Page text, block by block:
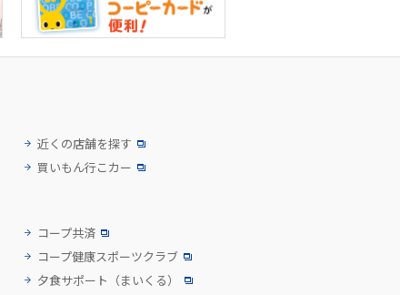
近くの店舗を探す
買いもん行こカー
コープ共済
コープ健康スポーツクラブ
夕食サポート （まいくる）